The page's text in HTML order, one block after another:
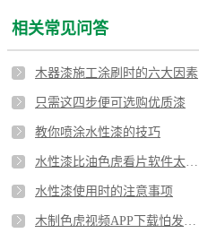
相关常见问答
木器漆施工涂刷时的六大因素
只需这四步便可选购优质漆
教你喷涂水性漆的技巧
水性漆使用时的注意事项